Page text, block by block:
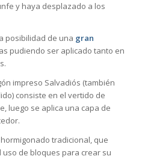
y haya desplazado a los
posibilidad de una gran
pudiendo ser aplicado tanto en
impreso Salvadiós (también
consiste en el vertido de
luego se aplica una capa de
tradicional, que
de bloques para crear su